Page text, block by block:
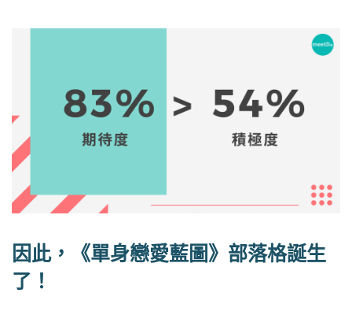
因此，《單身戀愛藍圖》部落格誕生
了！